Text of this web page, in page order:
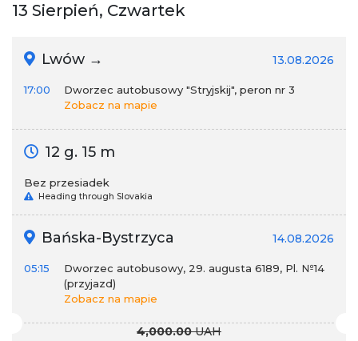
13 Sierpień, Czwartek
Lwów → 13.08.2026
17:00
Dworzec autobusowy "Stryjskij", peron nr 3
Zobacz na mapie
12 g. 15 m
Bez przesiadek
Heading through Slovakia
Bańska-Bystrzyca 14.08.2026
05:15
Dworzec autobusowy, 29. augusta 6189, Pl. №14
(przyjazd)
Zobacz na mapie
4,000.00UAH